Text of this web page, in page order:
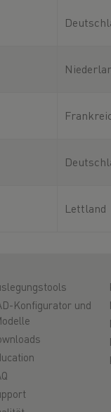
Lettland
Konfigurator und